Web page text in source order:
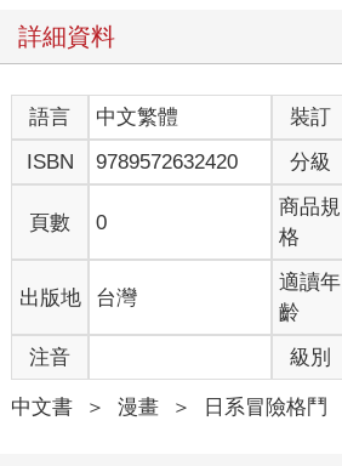
詳細資料
語言 中文繁體 裝訂
ISBN
9789572632420 分級
頁數 0
商品規
格
出版地 台灣
適讀年
齡
注音 級別
中文書 ＞ 漫畫 ＞ 日系冒險格鬥